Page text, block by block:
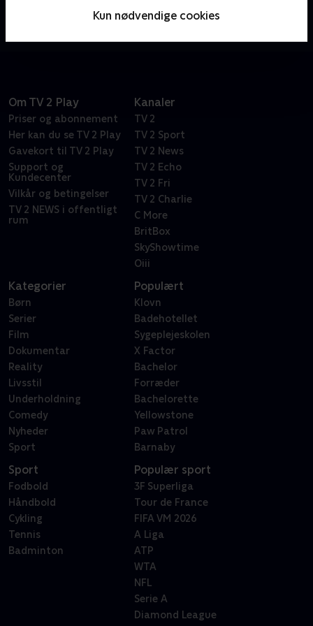
Kun nødvendige cookies
ordspil. Bare spørg den vanvittigt frustrerede Dr.
Om TV 2 Play
Priser og abonnement
Her kan du se TV 2 Play
Gavekort til TV 2 Play
Support og
Kundecenter
Vilkår og betingelser
TV 2 NEWS i offentligt
rum
Kanaler
TV 2
TV 2 Sport
TV 2 News
TV 2 Echo
TV 2 Fri
TV 2 Charlie
C More
BritBox
SkyShowtime
Oiii
Kategorier
Børn
Serier
Film
Dokumentar
Reality
Livsstil
Underholdning
Comedy
Nyheder
Sport
Populært
Klovn
Badehotellet
Sygeplejeskolen
X Factor
Bachelor
Forræder
Bachelorette
Yellowstone
Paw Patrol
Barnaby
Sport
Fodbold
Håndbold
Cykling
Tennis
Badminton
Populær sport
3F Superliga
Tour de France
FIFA VM 2026
A Liga
ATP
WTA
NFL
Serie A
Diamond League